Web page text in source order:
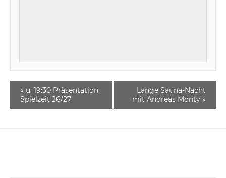
« u. 19:30 Präsentation
Spielzeit 26/27
Lange Sauna-Nacht
mit Andreas Monty »